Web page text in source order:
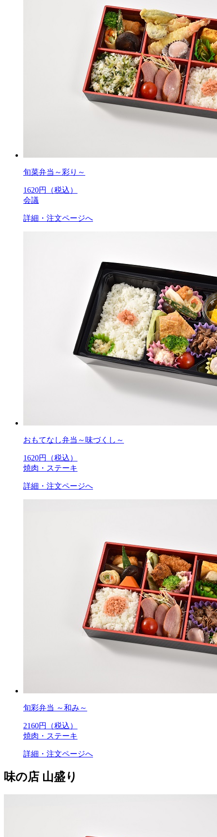
旬菜弁当～彩り～
1620円（税込）
会議
詳細・注文ページへ
おもてなし弁当～味づくし～
1620円（税込）
焼肉・ステーキ
詳細・注文ページへ
旬彩弁当 ～和み～
2160円（税込）
焼肉・ステーキ
詳細・注文ページへ
味の店 山盛り